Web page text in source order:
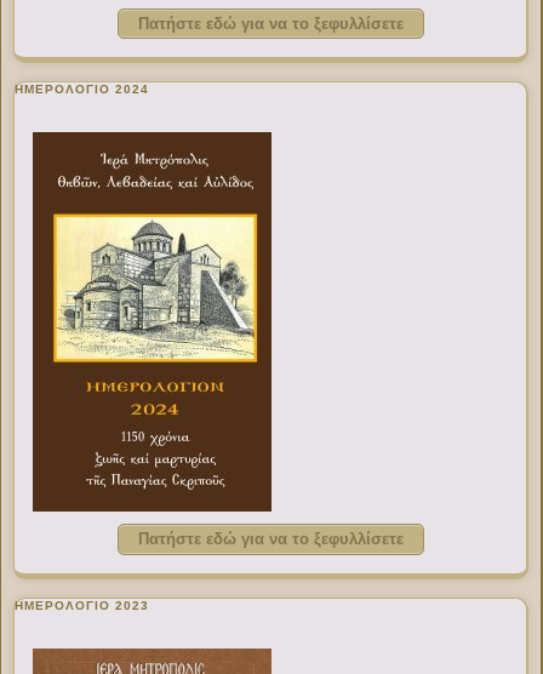
Πατήστε εδώ για να το ξεφυλλίσετε
ΗΜΕΡΟΛΟΓΙΟ 2024
Πατήστε εδώ για να το ξεφυλλίσετε
ΗΜΕΡΟΛΟΓΙΟ 2023